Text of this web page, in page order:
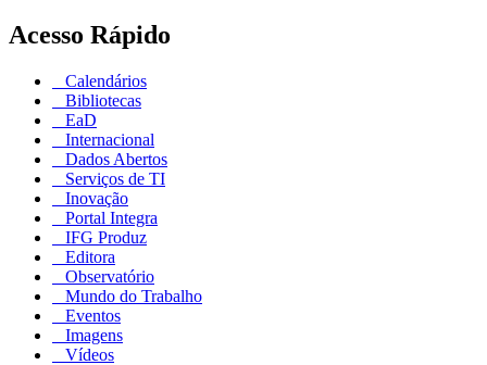
Acesso Rápido
Calendários
Bibliotecas
EaD
Internacional
Dados Abertos
Serviços de TI
Inovação
Portal Integra
IFG Produz
Editora
Observatório
Mundo do Trabalho
Eventos
Imagens
Vídeos